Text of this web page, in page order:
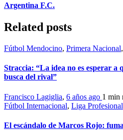
Argentina F.C.
Related posts
Fútbol Mendocino, Primera Nacional,
Straccia: “La idea no es esperar a
busca del rival”
Francisco Lagiglia, 6 años ago 1 min
Fútbol Internacional, Liga Profesional
El escándalo de Marcos Rojo: